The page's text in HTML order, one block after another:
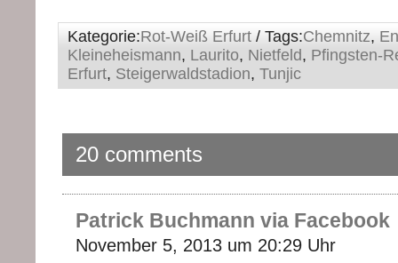
Kategorie:Rot-Weiß Erfurt / Tags:Chemnitz,
Kleineheismann, Laurito, Nietfeld, Pfingsten-
Erfurt, Steigerwaldstadion, Tunjic
20 comments
Patrick Buchmann via Facebook
November 5, 2013 um 20:29 Uhr